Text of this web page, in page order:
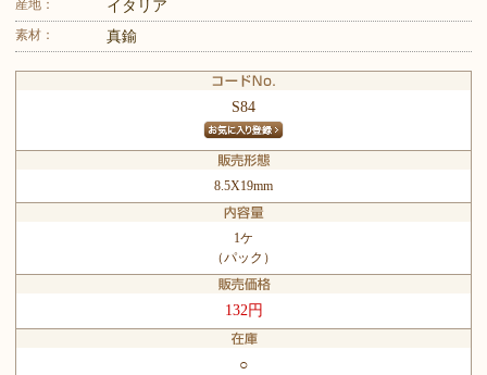
産地： イタリア
素材： 真鍮
S84
8.5X19mm
1ケ
（パック）
132円
○